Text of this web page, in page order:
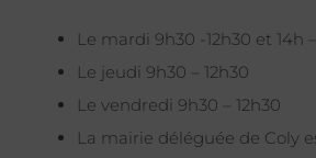
Le mardi 9h30 -12h30 et 14h
Le jeudi 9h30 – 12h30
Le vendredi 9h30 – 12h30
La mairie déléguée de Coly